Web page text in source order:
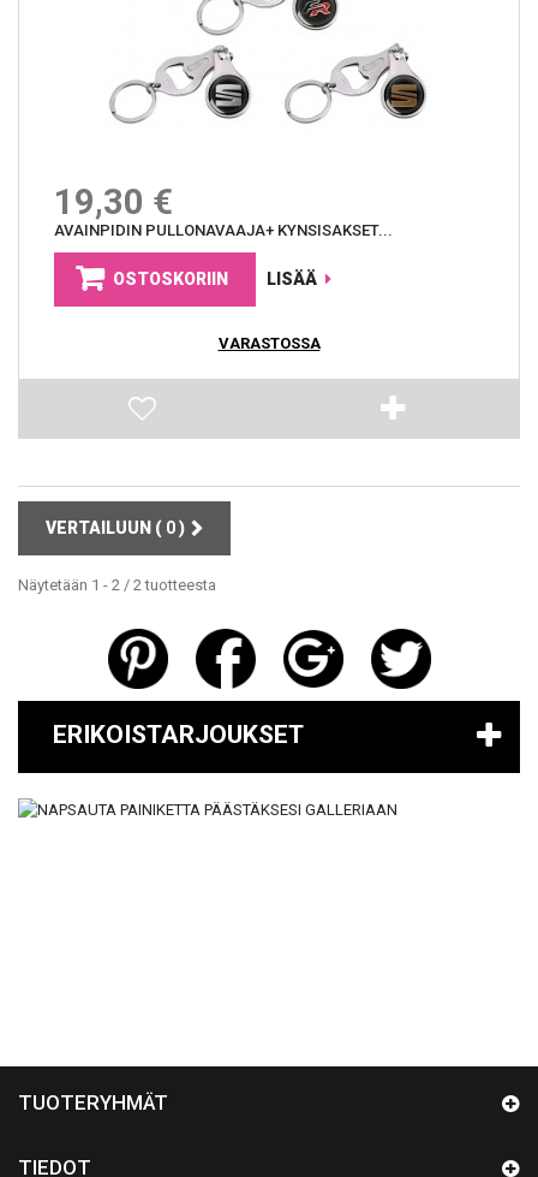
19,30 €
AVAINPIDIN PULLONAVAAJA+ KYNSISAKSET...
OSTOSKORIIN LISÄÄ
VARASTOSSA
VERTAILUUN ( 0)
Näytetään 1 - 2 / 2 tuotteesta
ERIKOISTARJOUKSET
TUOTERYHMÄT
TIEDOT